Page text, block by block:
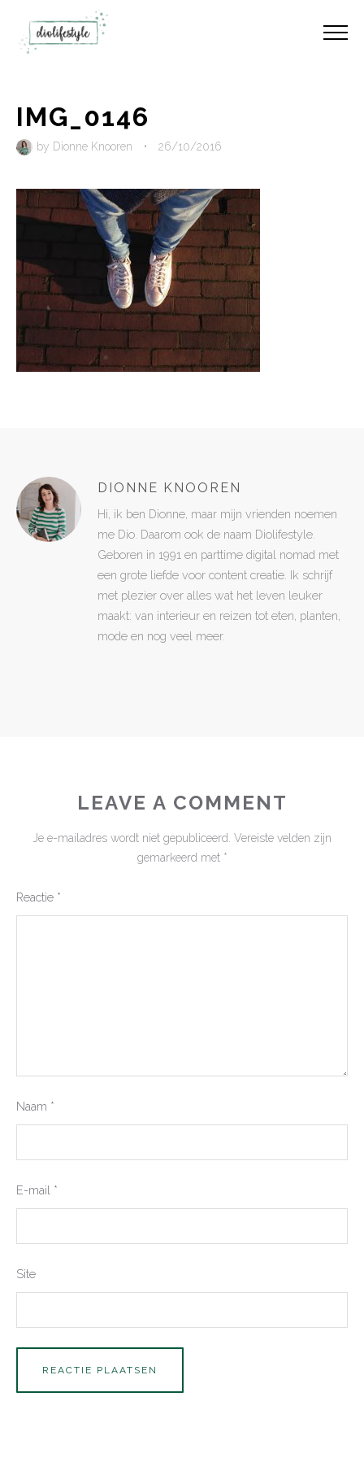
IMG_0146
by Dionne Knooren • 26/10/2016
DIONNE KNOOREN
Hi, ik ben Dionne, maar mijn vrienden noemen
me Dio. Daarom ook de naam Diolifestyle.
Geboren in 1991 en parttime digital nomad met
een grote liefde voor content creatie. Ik schrijf
met plezier over alles wat het leven leuker
maakt: van interieur en reizen tot eten, planten,
mode en nog veel meer.
LEAVE A COMMENT
Je e-mailadres wordt niet gepubliceerd. Vereiste velden zijn
gemarkeerd met *
Reactie *
Naam *
E-mail *
Site